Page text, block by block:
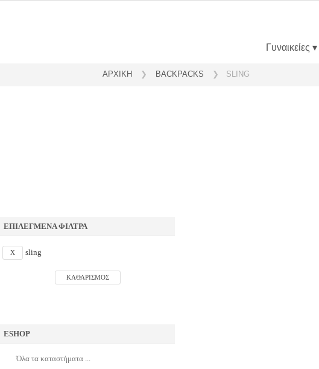
Γυναικείες ▾
ΑΡΧΙΚΗ ❯ BACKPACKS ❯ SLING
ΕΠΙΛΕΓΜΕΝΑ ΦΙΛΤΡΑ
X sling
ΚΑΘΑΡΙΣΜΟΣ
ESHOP
Όλα τα καταστήματα ...